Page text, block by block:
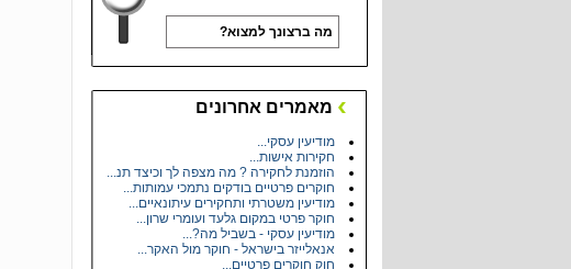
תודה לעו"ד שקד שני...
היכנסו...
משפטי רחלי...
מאמרים אחרונים
מחירון - איתור כתובת / מסירה משפטית...
נוכל סדרתי - נוכלים ומעשי עוקץ...
מודיעין עסקי...
חקירות אישות...
הוזמנת לחקירה ? מה מצפה לך וכיצד תנ...
חוקרים פרטיים בודקים נתמכי עמותות...
מודיעין משטרתי ותחקירים עיתונאיים...
חוקר פרטי במקום גלעד ועומרי שרון...
מודיעין עסקי - בשביל מה?...
אנאלייזר בישראל - חוקר מול האקר...
חוק חוקרים פרטיים...